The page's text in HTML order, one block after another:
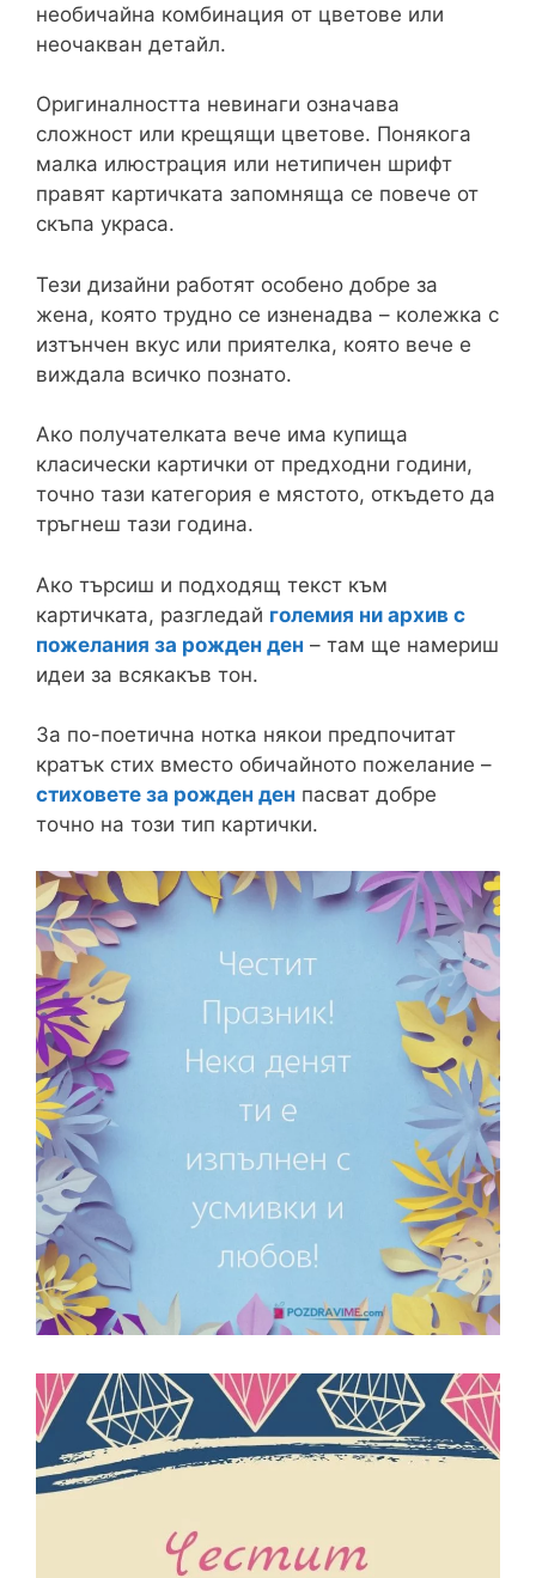
необичайна комбинация от цветове или
неочакван детайл.
Оригиналността невинаги означава
сложност или крещящи цветове. Понякога
малка илюстрация или нетипичен шрифт
правят картичката запомняща се повече от
скъпа украса.
Тези дизайни работят особено добре за
жена, която трудно се изненадва – колежка с
изтънчен вкус или приятелка, която вече е
виждала всичко познато.
Ако получателката вече има купища
класически картички от предходни години,
точно тази категория е мястото, откъдето да
тръгнеш тази година.
Ако търсиш и подходящ текст към
картичката, разгледай големия ни архив с
пожелания за рожден ден – там ще намериш
идеи за всякакъв тон.
За по-поетична нотка някои предпочитат
кратък стих вместо обичайното пожелание –
стиховете за рожден ден пасват добре
точно на този тип картички.